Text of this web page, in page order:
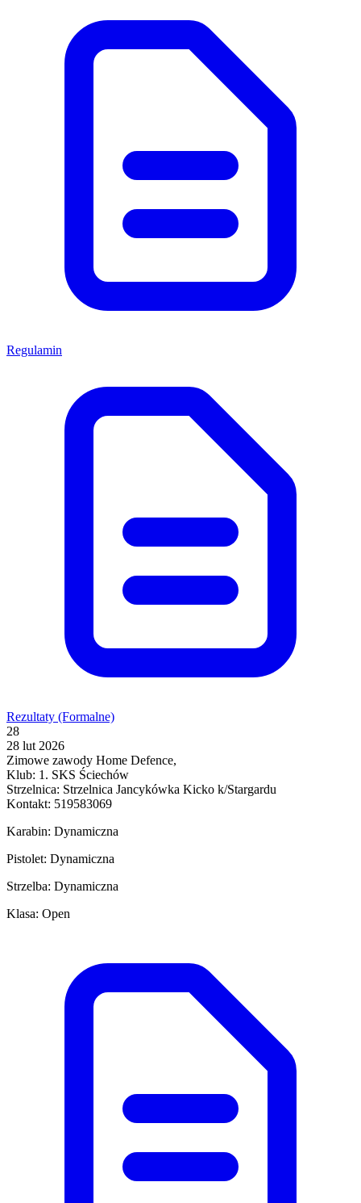
Regulamin
Rezultaty (Formalne)
28
28 lut 2026
Zimowe zawody Home Defence,
Klub: 1. SKS Ściechów
Strzelnica: Strzelnica Jancykówka Kicko k/Stargardu
Kontakt: 519583069
Karabin: Dynamiczna
Pistolet: Dynamiczna
Strzelba: Dynamiczna
Klasa: Open